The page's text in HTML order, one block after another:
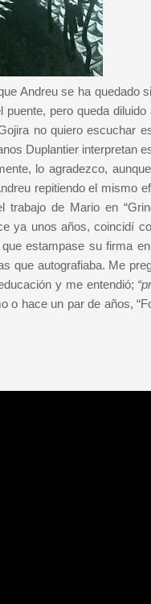
Andreu se ha quedado
pero queda
no quiero escuchar
Duplantier interpretan
lo agradezco,
repitiendo el mismo
de Mario en
ya unos años, coincidí
estampase su firma en
que autografiaba. Me
y me entendió;
hace un par de años,